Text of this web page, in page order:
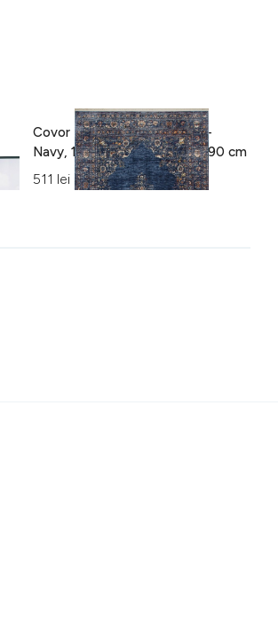
Covor Eko rezistent, ALT 01 -
Navy, 100% poliester, 130 x 190 cm
511 lei